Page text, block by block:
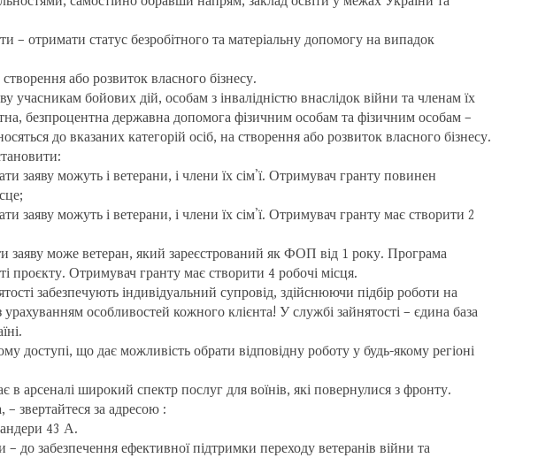
– отримати статус безробітного та матеріальну допомогу на випадок
або розвиток власного бізнесу.
учасникам бойових дій, особам з інвалідністю внаслідок війни та членам їх
безпроцентна державна допомога фізичним особам та фізичним особам –
до вказаних категорій осіб, на створення або розвиток власного бізнесу.
заяву можуть і ветерани, і члени їх сімʼї. Отримувач гранту повинен
заяву можуть і ветерани, і члени їх сімʼї. Отримувач гранту має створити 2
заяву може ветеран, який зареєстрований як ФОП від 1 року. Програма
проєкту. Отримувач гранту має створити 4 робочі місця.
забезпечують індивідуальний супровід, здійснюючи підбір роботи на
урахуванням особливостей кожного клієнта! У службі зайнятості – єдина база
доступі, що дає можливість обрати відповідну роботу у будь-якому регіоні
в арсеналі широкий спектр послуг для воїнів, які повернулися з фронту.
– звертайтеся за адресою :
43 А.
до забезпечення ефективної підтримки переходу ветеранів війни та